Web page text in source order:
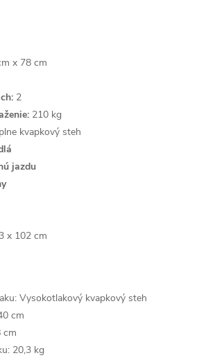
x 78 cm
2
210 kg
kvapkový steh
jazdu
x 102 cm
Vysokotlakový kvapkový steh
cm
cm
20,3 kg